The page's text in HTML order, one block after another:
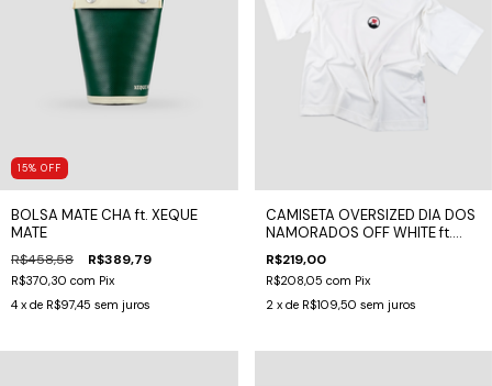
15% OFF
BOLSA MATE CHA ft. XEQUE
MATE
R$458,58 R$389,79
R$370,30 com Pix
4 x de R$97,45 sem juros
CAMISETA OVERSIZED DIA DOS
NAMORADOS OFF WHITE ft.
DESGOSTO
R$219,00
R$208,05 com Pix
2 x de R$109,50 sem juros